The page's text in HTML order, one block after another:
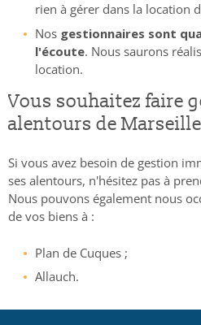
rien à gérer dans la location
Nos gestionnaires sont
l'écoute. Nous saurons
location.
Vous souhaitez faire
alentours de Marseille
Si vous avez besoin de gestion
ses alentours, n'hésitez pas à
Nous pouvons également nous
de vos biens à :
Plan de Cuques ;
Allauch.